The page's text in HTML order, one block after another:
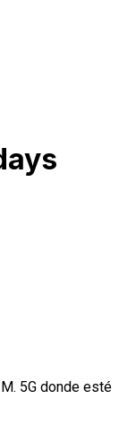
5G donde esté